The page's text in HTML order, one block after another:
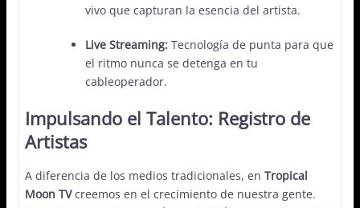
vivo que capturan la esencia del artista.
Live Streaming:Tecnología de punta para que
el ritmo nunca se detenga en tu
cableoperador.
Impulsando el Talento: Registro de
Artistas
A diferencia de los medios tradicionales, en Tropical
Moon TVcreemos en el crecimiento de nuestra gente.